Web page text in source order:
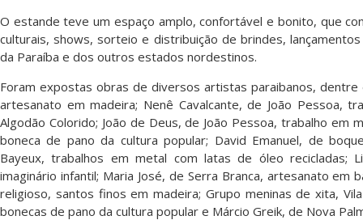
O estande teve um espaço amplo, confortável e bonito, que
culturais, shows, sorteio e distribuição de brindes,
da Paraíba e dos outros estados nordestinos.
Foram expostas obras de diversos artistas paraibanos, dentre
artesanato em madeira; Nenê Cavalcante, de João Pessoa,
Algodão Colorido; João de Deus, de João Pessoa, trabalho em
boneca de pano da cultura popular; David Emanuel, de
Bayeux, trabalhos em metal com latas de óleo recicladas;
imaginário infantil; Maria José, de Serra Branca, artesanato em
religioso, santos finos em madeira; Grupo meninas de xita,
bonecas de pano da cultura popular e Márcio Greik, de Nova